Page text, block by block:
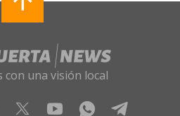
con una visión local